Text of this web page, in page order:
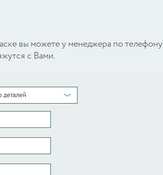
вы можете у менеджера по телефону
с Вами.
деталей